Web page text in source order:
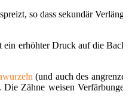
so dass sekundär
ein erhöhter Druck auf die
(und auch des
Zähne weisen